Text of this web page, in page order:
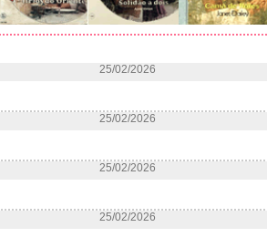
25/02/2026
25/02/2026
25/02/2026
25/02/2026